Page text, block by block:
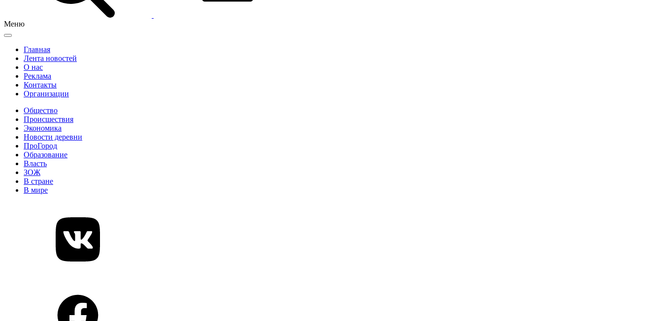
Меню
Главная
Лента новостей
О нас
Реклама
Контакты
Организации
Общество
Происшествия
Экономика
Новости деревни
ПроГород
Образование
Власть
ЗОЖ
В стране
В мире